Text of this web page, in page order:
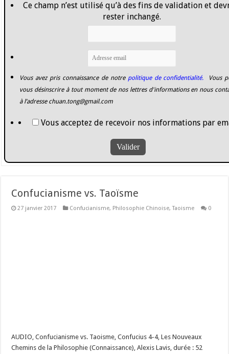
Ce champ n’est utilisé qu’à des fins de validation et
rester inchangé.
Vous avez pris connaissance de notrepolitique de confidentialité.
Vous
vous désinscrire à tout moment de nos lettres d'informations en nous
à l’adresse chuan.tong@gmail.com
Vous acceptez de recevoir nos informations par
Confucianisme vs. Taoïsme
27 janvier 2017 Confucianisme, Philosophie Chinoise,Taoisme 0
AUDIO, Confucianisme vs. Taoisme, Confucius 4-4, Les Nouveaux
Chemins de la Philosophie (Connaissance), Alexis Lavis, durée : 52